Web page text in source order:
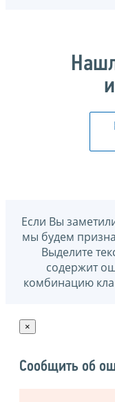
Если Вы
мы будем
Выделите
содержит
комбинацию
×
Сообщить об